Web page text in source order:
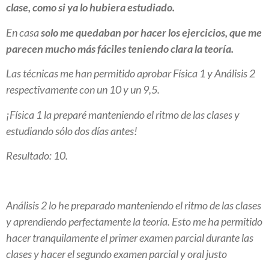
clase, como si ya lo hubiera estudiado.
En casasolo me quedaban por hacer los ejercicios, que me
parecen mucho más fáciles teniendo clara la teoría.
Las técnicas me han permitido aprobar Física 1 y Análisis 2
respectivamente con un 10 y un 9,5.
¡Física 1 la preparé manteniendo el ritmo de las clases y
estudiando sólo dos días antes!
Resultado: 10.
Análisis 2 lo he preparado manteniendo el ritmo de las clases
y aprendiendo perfectamente la teoría. Esto me ha permitido
hacer tranquilamente el primer examen parcial durante las
clases y hacer el segundo examen parcial y oral justo